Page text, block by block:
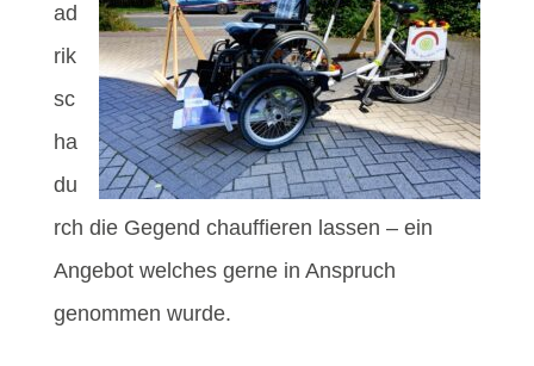
ad
rik
sc
ha
du
rch die Gegend chauffieren lassen – ein
Angebot welches gerne in Anspruch
genommen wurde.